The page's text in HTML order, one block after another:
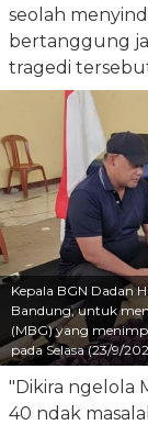
seolah
bertanggung
tragedi
Kepala BGN Dadan
Bandung, untuk
(MBG) yang
pada Selasa (23/9/
"Dikira ngelola
40 ndak